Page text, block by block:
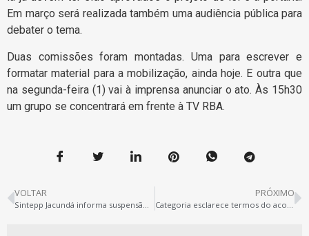
Em março será realizada também uma audiência pública para
debater o tema.
Duas comissões foram montadas. Uma para escrever e
formatar material para a mobilização, ainda hoje. E outra que
na segunda-feira (1) vai à imprensa anunciar o ato. Às 15h30
um grupo se concentrará em frente à TV RBA.
VOLTAR
Sintepp Jacundá informa suspensão da greve e manutenção do estado de greve
PRÓXIMO
Categoria esclarece termos do acordo para suspensão dos descontos e debate campanha salarial 2016